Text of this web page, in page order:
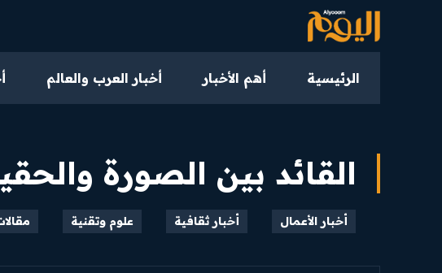
الرئيسية أهم الأخبار أخبار العرب والعالم
القائد بين الصورة
أخبار الأعمال أخبار ثقافية علوم وتقنية